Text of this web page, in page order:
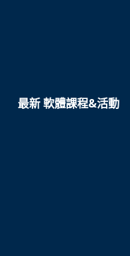
最新 軟體課程&活動